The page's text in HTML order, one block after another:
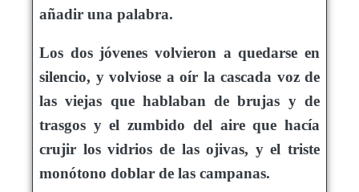
añadir una palabra.
Los dos jóvenes volvieron a quedarse en
silencio, y volviose a oír la cascada voz de
las viejas que hablaban de brujas y de
trasgos y el zumbido del aire que hacía
crujir los vidrios de las ojivas, y el triste
monótono doblar de las campanas.